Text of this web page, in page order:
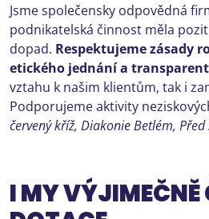
Jsme společensky odpovědná
podnikatelská činnost měla
dopad. Respektujeme zásady
etického jednání a
vztahu k našim klientům, tak i
Podporujeme aktivity
červený kříž, Diakonie Betlém,
I MY VÝJIMEČNĚ